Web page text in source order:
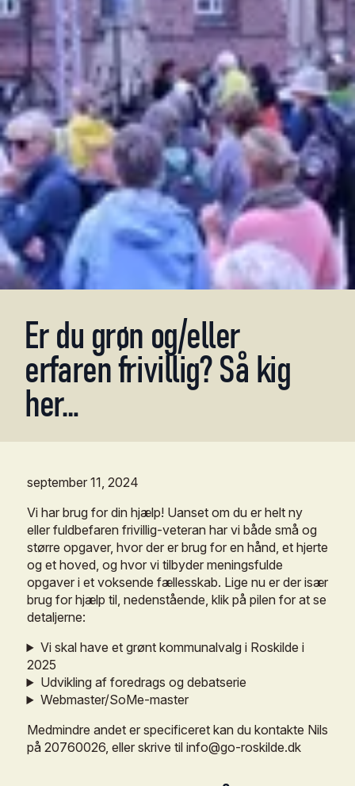
Erdugrønog/eller
erfarenfrivillig?Såkig
her…
september 11, 2024
Vi har brug for din hjælp! Uanset om du er helt ny
eller fuldbefaren frivillig-veteran har vi både små og
større opgaver, hvor der er brug for en hånd, et hjerte
og et hoved, og hvor vi tilbyder meningsfulde
opgaver i et voksende fællesskab. Lige nu er der især
brug for hjælp til, nedenstående, klik på pilen for at se
detaljerne:
Vi skal have et grønt kommunalvalg i Roskilde i
2025
Udvikling af foredrags og debatserie
Webmaster/SoMe-master
Medmindre andet er specificeret kan du kontakte Nils
på 20760026, eller skrive til info@go-roskilde.dk